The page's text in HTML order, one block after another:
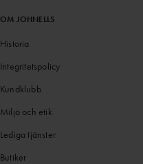
OM JOHNELLS
Historia
Integritetspolicy
Kundklubb
Miljö och etik
Lediga tjänster
Butiker